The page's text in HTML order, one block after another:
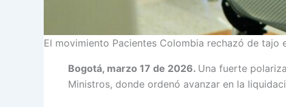
El movimiento Pacientes Colombia rechazó de tajo
Bogotá, marzo 17 de 2026. Una fuerte
Ministros, donde ordenó avanzar en la